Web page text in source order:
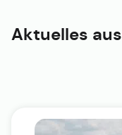
Aktuelles aus